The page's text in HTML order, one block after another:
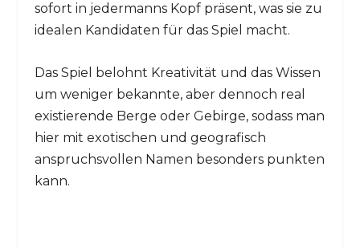
sofort in jedermanns Kopf präsent, was sie zu
idealen Kandidaten für das Spiel macht.
Das Spiel belohnt Kreativität und das Wissen
um weniger bekannte, aber dennoch real
existierende Berge oder Gebirge, sodass man
hier mit exotischen und geografisch
anspruchsvollen Namen besonders punkten
kann.